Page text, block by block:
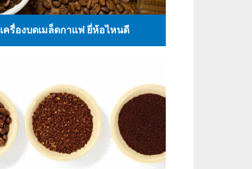
เครื่องบดเมล็ดกาแฟ ยี่ห้อไหนดี